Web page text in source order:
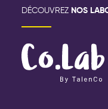
DÉCOUVREZ NOS